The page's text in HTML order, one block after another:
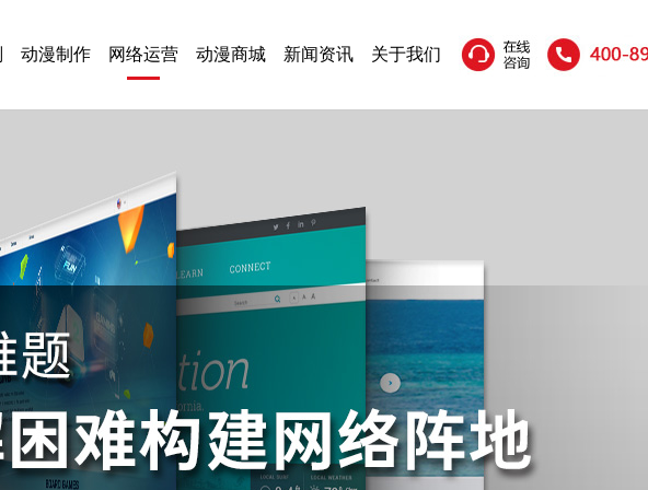
动漫制作 网络运营 动漫商城 新闻资讯 关于我们